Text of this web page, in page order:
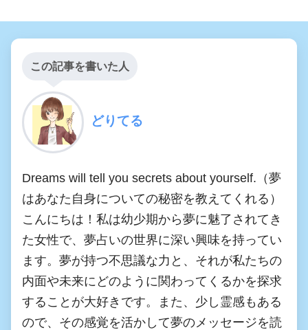
この記事を書いた人
どりてる
Dreams will tell you secrets about yourself.（夢
はあなた自身についての秘密を教えてくれる）
こんにちは！私は幼少期から夢に魅了されてき
た女性で、夢占いの世界に深い興味を持ってい
ます。夢が持つ不思議な力と、それが私たちの
内面や未来にどのように関わってくるかを探求
することが大好きです。また、少し霊感もある
ので、その感覚を活かして夢のメッセージを読